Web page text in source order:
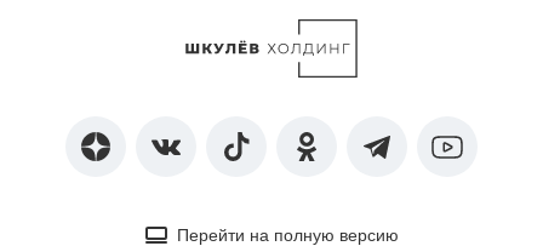
Перейти на полную версию